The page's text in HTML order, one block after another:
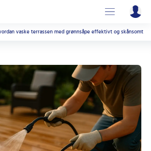
vaske terrassen med grønnsåpe effektivt og skånsomt